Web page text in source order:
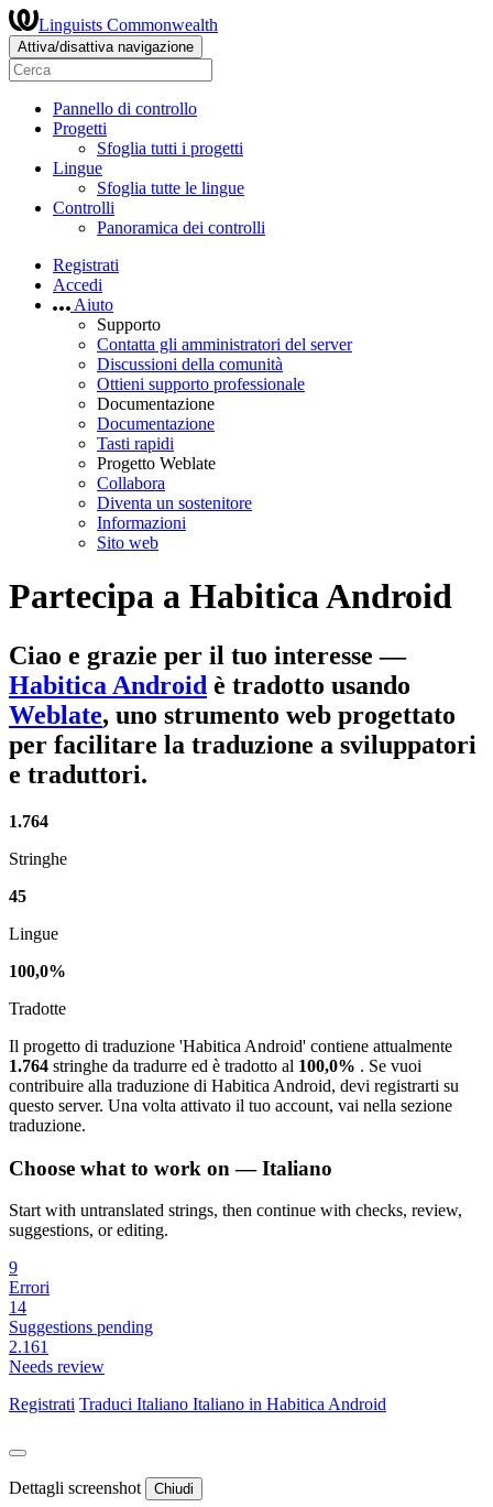
Linguists Commonwealth
Attiva/disattiva navigazione
Pannello di controllo
Progetti
Sfoglia tutti i progetti
Lingue
Sfoglia tutte le lingue
Controlli
Panoramica dei controlli
Registrati
Accedi
Aiuto
Supporto
Contatta gli amministratori del server
Discussioni della comunità
Ottieni supporto professionale
Documentazione
Documentazione
Tasti rapidi
Progetto Weblate
Collabora
Diventa un sostenitore
Informazioni
Sito web
Partecipa a Habitica Android
Ciao e grazie per il tuo interesse —
Habitica Android è tradotto usando
Weblate, uno strumento web progettato
per facilitare la traduzione a sviluppatori
e traduttori.
1.764
Stringhe
45
Lingue
100,0%
Tradotte
Il progetto di traduzione 'Habitica Android' contiene attualmente
1.764 stringhe da tradurre ed è tradotto al 100,0% . Se vuoi
contribuire alla traduzione di Habitica Android, devi registrarti su
questo server. Una volta attivato il tuo account, vai nella sezione
traduzione.
Choose what to work on — Italiano
Start with untranslated strings, then continue with checks, review,
suggestions, or editing.
9
Errori
14
Suggestions pending
2.161
Needs review
Registrati Traduci Italiano Italiano in Habitica Android
Dettagli screenshot Chiudi